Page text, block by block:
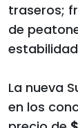
traseros;
de
La nueva
en los